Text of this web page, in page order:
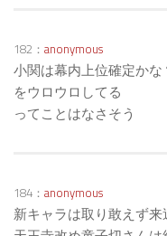
182： anonymous
小関は幕内上位確定か
をウロウロしてる
ってことはなさそう
184： anonymous
新キャラは取り敢えず